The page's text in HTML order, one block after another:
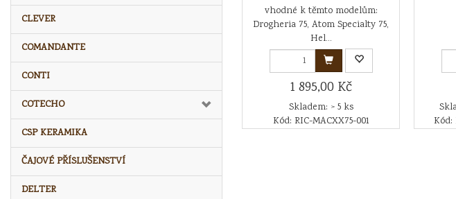
CLEVER
COMANDANTE
CONTI
COTECHO
CSP KERAMIKA
ČAJOVÉ PŘÍSLUŠENSTVÍ
DELTER
vhodné k těmto modelům:
Drogheria 75, Atom Specialty 75,
Hel...
1 895,00 Kč
Skladem: > 5 ks
Kód: RIC-MACXX75-001
Kód: